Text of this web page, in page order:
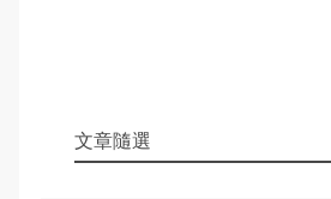
文章隨選